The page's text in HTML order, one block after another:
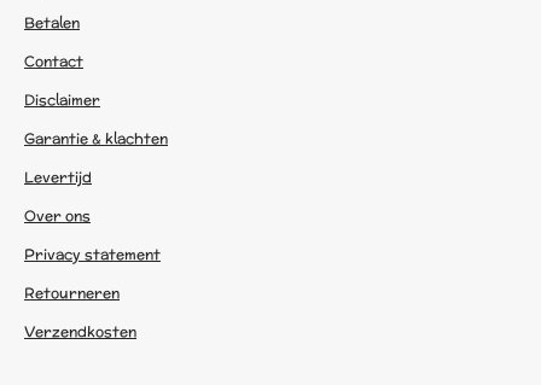
Betalen
Contact
Disclaimer
Garantie & klachten
Levertijd
Over ons
Privacy statement
Retourneren
Verzendkosten